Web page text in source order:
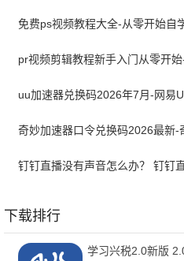
钉钉直播没有声音怎么办？ 钉钉
下载排行
学习兴税2.0新版